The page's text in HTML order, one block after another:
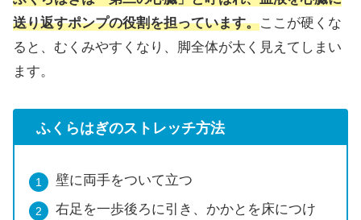
送り返すポンプの役割を担っています。ここが硬くな
ると、むくみやすくなり、脚全体が太く見えてしまい
ます。
ふくらはぎのストレッチ方法
壁に両手をついて立つ
右足を一歩後ろに引き、かかとを床につけ